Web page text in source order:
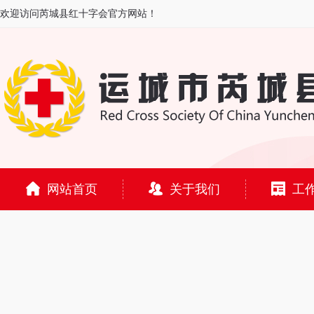
欢迎访问芮城县红十字会官方网站！
网站首页 关于我们 工